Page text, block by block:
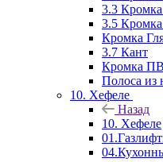
3.3
3.5
Кромка
3.7 Кант
Кромка
Полоса из
10. Хефеле
Назад
10. Хефеле